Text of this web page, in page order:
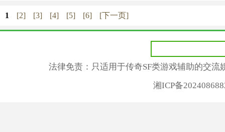
1 [2] [3] [4] [5] [6] [下一页]
法律免责：只适用于传奇SF类游戏辅助的交
湘ICP备